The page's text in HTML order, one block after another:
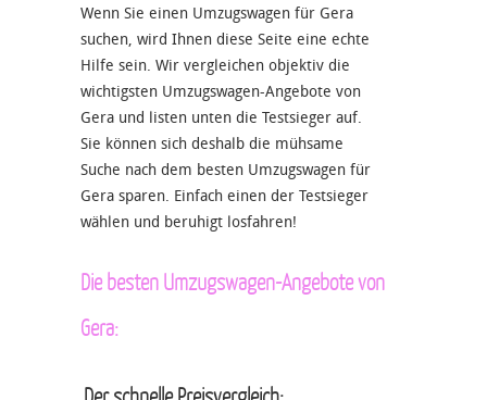
Wenn Sie einen Umzugswagen für Gera
suchen, wird Ihnen diese Seite eine echte
Hilfe sein. Wir vergleichen objektiv die
wichtigsten Umzugswagen-Angebote von
Gera und listen unten die Testsieger auf.
Sie können sich deshalb die mühsame
Suche nach dem besten Umzugswagen für
Gera sparen. Einfach einen der Testsieger
wählen und beruhigt losfahren!
Die besten Umzugswagen-Angebote von
Gera: